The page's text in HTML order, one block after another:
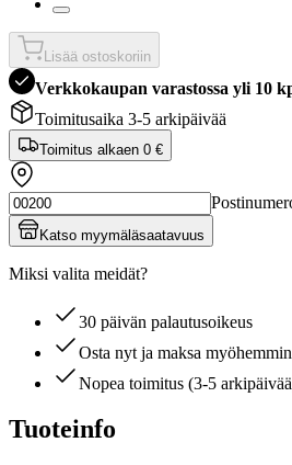
Lisää ostoskoriin
Verkkokaupan varastossa yli 10
Toimitusaika 3-5 arkipäivää
Toimitus alkaen 0 €
Katso myymäläsaatavuus
Miksi valita meidät?
30 päivän palautusoikeus
Osta nyt ja maksa
Nopea toimitus (3-5
Tuoteinfo